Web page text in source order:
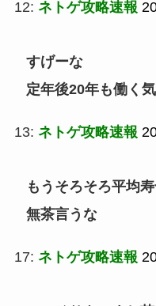
12: ネトゲ攻略速報
すげーな
定年後20年も働く
13: ネトゲ攻略速報
もうそろそろ平均
無茶言うな
17: ネトゲ攻略速報